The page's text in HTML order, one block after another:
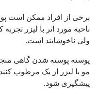
برخی از افراد ممکن است
ناحیه مورد اثر با لیزر
ولی ناخوشایند است.
پوسته پوسته شدن گاهی
مو با لیزر از یک مرطوب
پیشگیری شود.